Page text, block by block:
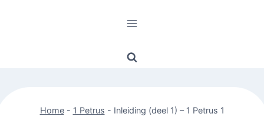
Home- 1 Petrus - Inleiding (deel 1) – 1 Petrus 1